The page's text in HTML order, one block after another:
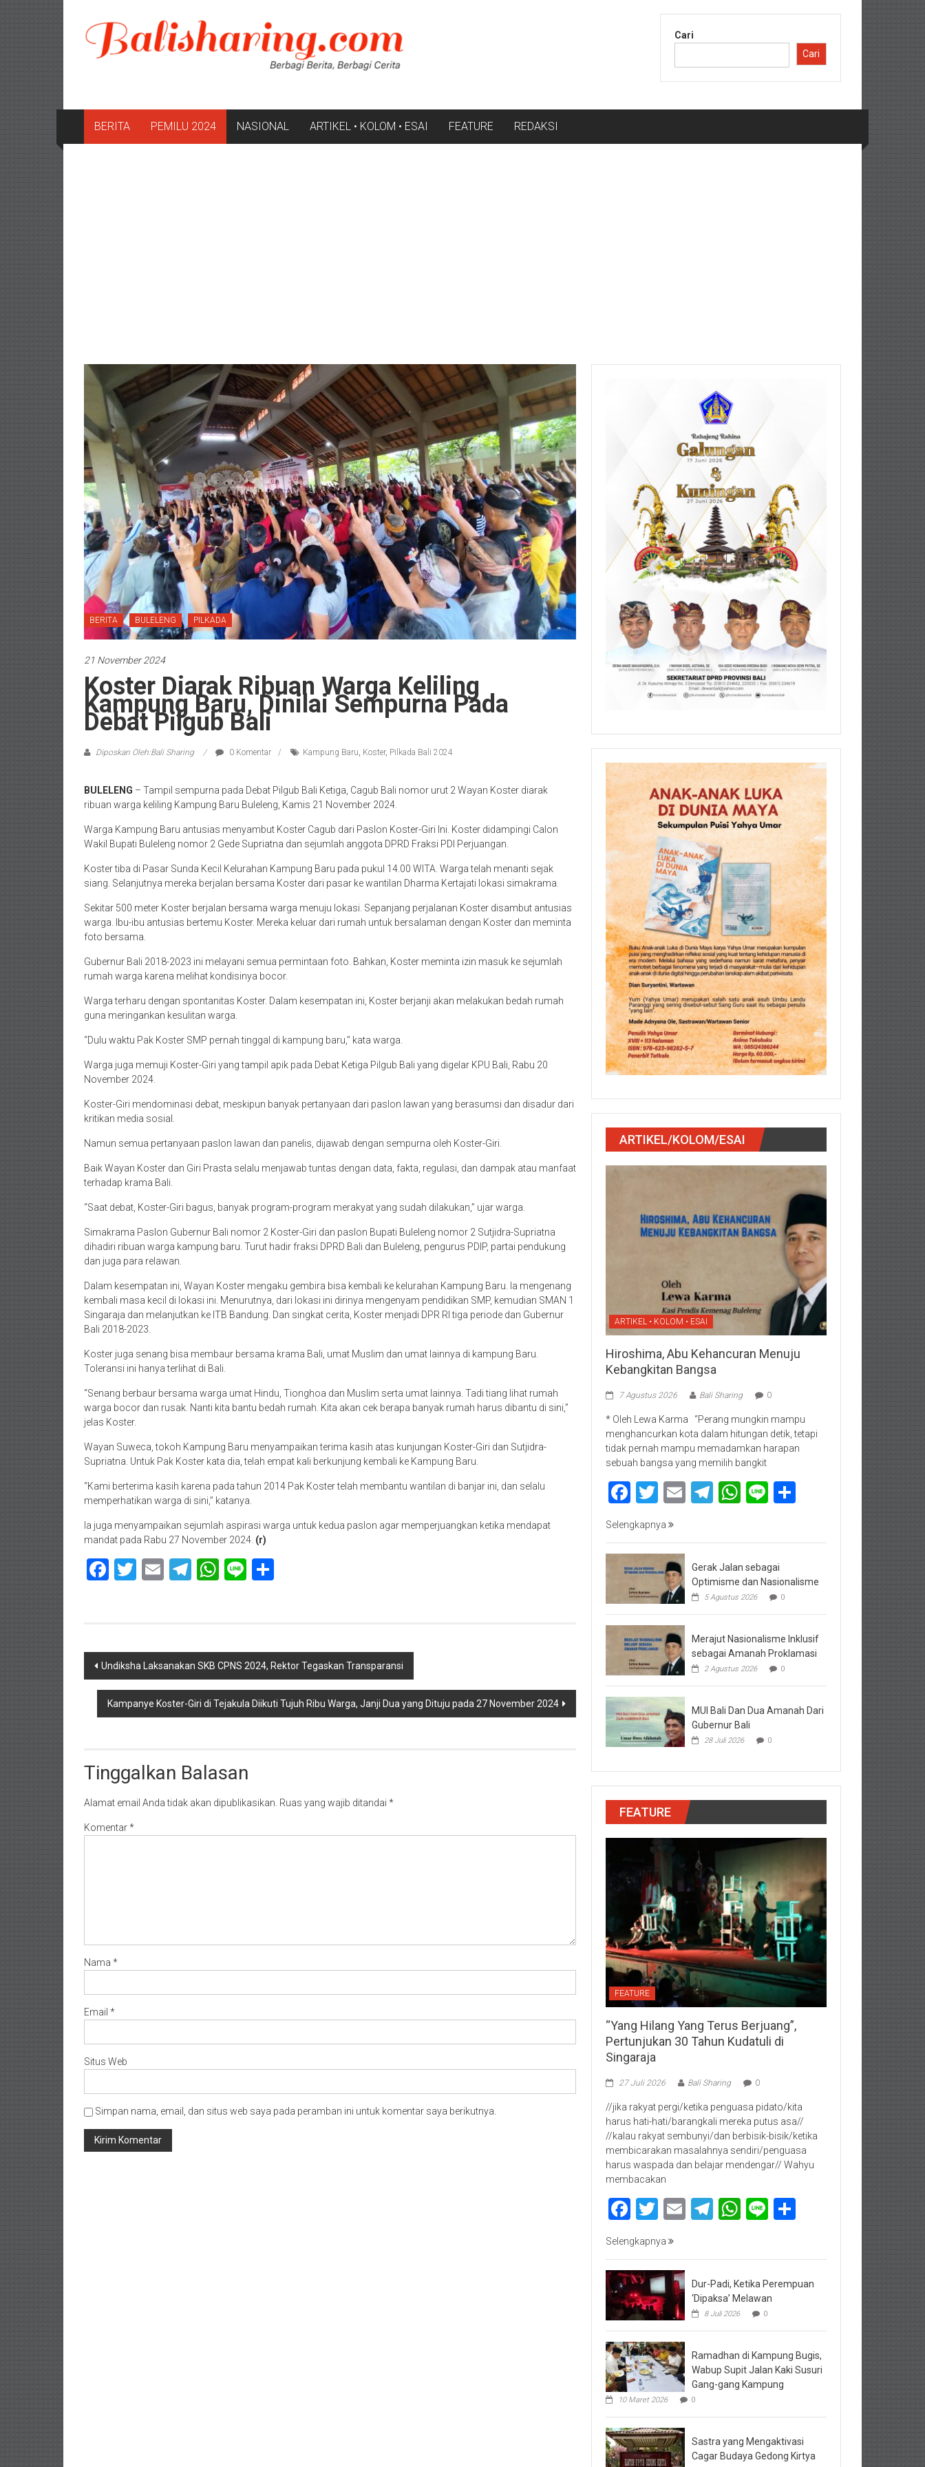
konten
Cari
Cari
BERITA PEMILU 2024 NASIONAL ARTIKEL • KOLOM • ESAI FEATURE REDAKSI
BERITA BULELENG PILKADA
21 November 2024
Koster Diarak Ribuan Warga Keliling
Kampung Baru, Dinilai Sempurna Pada
Debat Pilgub Bali
Diposkan Oleh:Bali Sharing 0 Komentar Kampung Baru, Koster, Pilkada Bali 2024
BULELENG – Tampil sempurna pada Debat Pilgub Bali Ketiga, Cagub Bali nomor urut 2 Wayan Koster diarak
ribuan warga keliling Kampung Baru Buleleng, Kamis 21 November 2024.
Warga Kampung Baru antusias menyambut Koster Cagub dari Paslon Koster-Giri Ini. Koster didampingi Calon
Wakil Bupati Buleleng nomor 2 Gede Supriatna dan sejumlah anggota DPRD Fraksi PDI Perjuangan.
Koster tiba di Pasar Sunda Kecil Kelurahan Kampung Baru pada pukul 14.00 WITA. Warga telah menanti sejak
siang. Selanjutnya mereka berjalan bersama Koster dari pasar ke wantilan Dharma Kertajati lokasi simakrama.
Sekitar 500 meter Koster berjalan bersama warga menuju lokasi. Sepanjang perjalanan Koster disambut antusias
warga. Ibu-ibu antusias bertemu Koster. Mereka keluar dari rumah untuk bersalaman dengan Koster dan meminta
foto bersama.
Gubernur Bali 2018-2023 ini melayani semua permintaan foto. Bahkan, Koster meminta izin masuk ke sejumlah
rumah warga karena melihat kondisinya bocor.
Warga terharu dengan spontanitas Koster. Dalam kesempatan ini, Koster berjanji akan melakukan bedah rumah
guna meringankan kesulitan warga.
“Dulu waktu Pak Koster SMP pernah tinggal di kampung baru,” kata warga.
Warga juga memuji Koster-Giri yang tampil apik pada Debat Ketiga Pilgub Bali yang digelar KPU Bali, Rabu 20
November 2024.
Koster-Giri mendominasi debat, meskipun banyak pertanyaan dari paslon lawan yang berasumsi dan disadur dari
kritikan media sosial.
Namun semua pertanyaan paslon lawan dan panelis, dijawab dengan sempurna oleh Koster-Giri.
Baik Wayan Koster dan Giri Prasta selalu menjawab tuntas dengan data, fakta, regulasi, dan dampak atau manfaat
terhadap krama Bali.
“Saat debat, Koster-Giri bagus, banyak program-program merakyat yang sudah dilakukan,” ujar warga.
Simakrama Paslon Gubernur Bali nomor 2 Koster-Giri dan paslon Bupati Buleleng nomor 2 Sutjidra-Supriatna
dihadiri ribuan warga kampung baru. Turut hadir fraksi DPRD Bali dan Buleleng, pengurus PDIP, partai pendukung
dan juga para relawan.
Dalam kesempatan ini, Wayan Koster mengaku gembira bisa kembali ke kelurahan Kampung Baru. Ia mengenang
kembali masa kecil di lokasi ini. Menurutnya, dari lokasi ini dirinya mengenyam pendidikan SMP, kemudian SMAN 1
Singaraja dan melanjutkan ke ITB Bandung. Dan singkat cerita, Koster menjadi DPR RI tiga periode dan Gubernur
Bali 2018-2023.
Koster juga senang bisa membaur bersama krama Bali, umat Muslim dan umat lainnya di kampung Baru.
Toleransi ini hanya terlihat di Bali.
“Senang berbaur bersama warga umat Hindu, Tionghoa dan Muslim serta umat lainnya. Tadi tiang lihat rumah
warga bocor dan rusak. Nanti kita bantu bedah rumah. Kita akan cek berapa banyak rumah harus dibantu di sini,”
jelas Koster.
Wayan Suweca, tokoh Kampung Baru menyampaikan terima kasih atas kunjungan Koster-Giri dan Sutjidra-
Supriatna. Untuk Pak Koster kata dia, telah empat kali berkunjung kembali ke Kampung Baru.
“Kami berterima kasih karena pada tahun 2014 Pak Koster telah membantu wantilan di banjar ini, dan selalu
memperhatikan warga di sini,” katanya.
Ia juga menyampaikan sejumlah aspirasi warga untuk kedua paslon agar memperjuangkan ketika mendapat
mandat pada Rabu 27 November 2024. (r)
Facebook
Twitter
EmailTelegram
WhatsApp
Line
Navigasi
pos
Undiksha Laksanakan SKB CPNS 2024, Rektor Tegaskan Transparansi
Kampanye Koster-Giri di Tejakula Diikuti Tujuh Ribu Warga, Janji Dua yang Dituju pada 27 November 2024
Tinggalkan Balasan
Alamat email Anda tidak akan dipublikasikan. Ruas yang wajib ditandai *
Komentar*
Nama *
Email *
Situs Web
Simpan nama, email, dan situs web saya pada peramban ini untuk komentar saya berikutnya.
ARTIKEL/KOLOM/ESAI
ARTIKEL • KOLOM • ESAI
Hiroshima, Abu Kehancuran Menuju
Kebangkitan Bangsa
7 Agustus 2026 Bali Sharing 0
* Oleh Lewa Karma “Perang mungkin mampu
menghancurkan kota dalam hitungan detik, tetapi
tidak pernah mampu memadamkan harapan
sebuah bangsa yang memilih bangkit
Facebook
Twitter
EmailTelegram
WhatsApp
Line
Selengkapnya
Gerak Jalan sebagai
Optimisme dan Nasionalisme
5 Agustus 2026 0
Merajut Nasionalisme Inklusif
sebagai Amanah Proklamasi
2 Agustus 2026 0
MUI Bali Dan Dua Amanah Dari
Gubernur Bali
28 Juli 2026 0
FEATURE
FEATURE
“Yang Hilang Yang Terus Berjuang”,
Pertunjukan 30 Tahun Kudatuli di
Singaraja
27 Juli 2026 Bali Sharing 0
//jika rakyat pergi/ketika penguasa pidato/kita
harus hati-hati/barangkali mereka putus asa//
//kalau rakyat sembunyi/dan berbisik-bisik/ketika
membicarakan masalahnya sendiri/penguasa
harus waspada dan belajar mendengar// Wahyu
membacakan
Facebook
Twitter
EmailTelegram
WhatsApp
Line
Selengkapnya
Dur-Padi, Ketika Perempuan
‘Dipaksa’ Melawan
8 Juli 2026 0
Ramadhan di Kampung Bugis,
Wabup Supit Jalan Kaki Susuri
Gang-gang Kampung
10 Maret 2026 0
Sastra yang Mengaktivasi
Cagar Budaya Gedong Kirtya